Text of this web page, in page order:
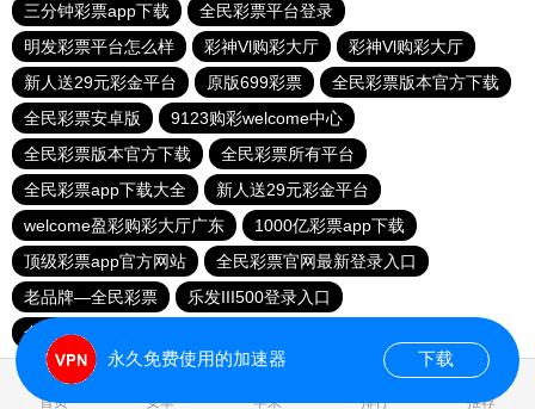
三分钟彩票app下载
全民彩票平台登录
明发彩票平台怎么样
彩神Vl购彩大厅
彩神Vl购彩大厅
新人送29元彩金平台
原版699彩票
全民彩票版本官方下载
全民彩票安卓版
9123购彩welcome中心
全民彩票版本官方下载
全民彩票所有平台
全民彩票app下载大全
新人送29元彩金平台
welcome盈彩购彩大厅广东
1000亿彩票app下载
顶级彩票app官方网站
全民彩票官网最新登录入口
老品牌—全民彩票
乐发III500登录入口
全民彩票官网最新登录入口
首页 安卓 苹果 排行 推荐
永久免费使用的加速器 下载
0.024390s